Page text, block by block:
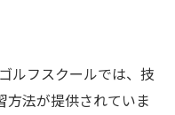
ルフスクールでは、技
方法が提供されていま